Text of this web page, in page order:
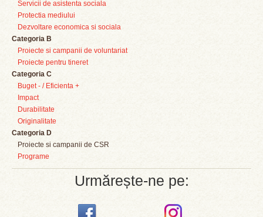
Servicii de asistenta sociala
Protectia mediului
Dezvoltare economica si sociala
Categoria B
Proiecte si campanii de voluntariat
Proiecte pentru tineret
Categoria C
Buget - / Eficienta +
Impact
Durabilitate
Originalitate
Categoria D
Proiecte si campanii de CSR
Programe
Urmărește-ne pe: